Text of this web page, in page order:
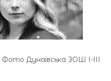
Дунаївська ЗОШ І-ІІІ